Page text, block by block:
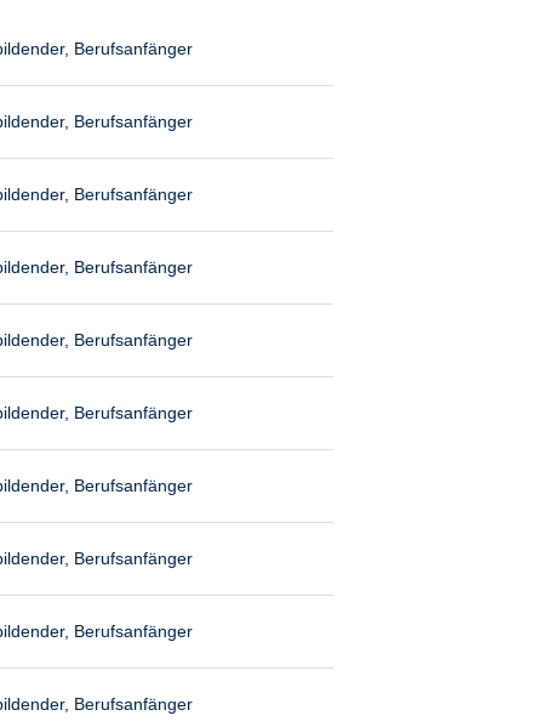
Berufsanfänger
Berufsanfänger
Berufsanfänger
Berufsanfänger
Berufsanfänger
Berufsanfänger
Berufsanfänger
Berufsanfänger
Berufsanfänger
Berufsanfänger